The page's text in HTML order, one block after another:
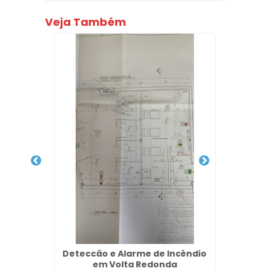
Veja Também
Deteccão e Alarme de Incêndio
em Volta Redonda